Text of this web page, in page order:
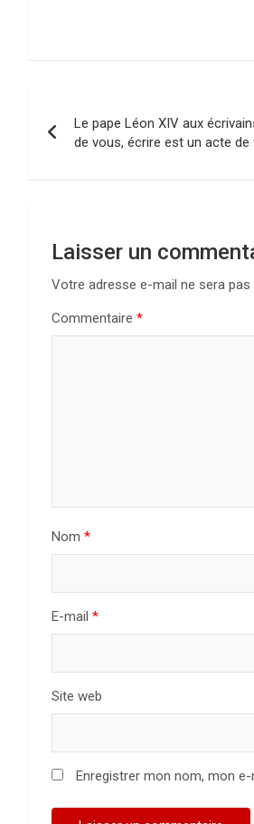
de
l’article
Le pape Léon XIV aux
de vous, écrire est un acte de
Laisser un
Votre adresse e-mail ne sera pas
Commentaire *
Nom *
E-mail *
Site web
Enregistrer mon nom, mon